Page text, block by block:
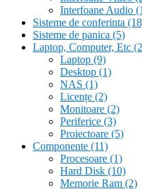
Interfoane Audio
Sisteme de conferinta
Sisteme de panica (5)
Laptop, Computer, Etc
Laptop (9)
Desktop (1)
NAS (1)
Licențe (2)
Monitoare (2)
Periferice (3)
Proiectoare (5)
Componente (11)
Procesoare (1)
Hard Disk (10)
Memorie Ram (2)